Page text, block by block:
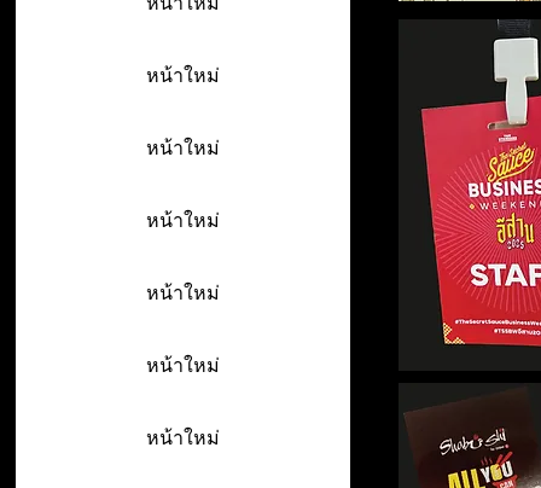
หน้าใหม่
หน้าใหม่
หน้าใหม่
หน้าใหม่
หน้าใหม่
หน้าใหม่